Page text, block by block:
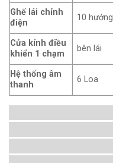
Ghế lái chỉnh
điện
10 hướng
Cửa kính điều
khiển 1 chạm
bên lái
Hệ thống âm
thanh
6 Loa